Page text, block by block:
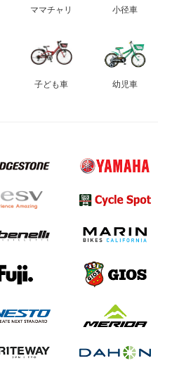
ママチャリ 小径車
子ども車 幼児車